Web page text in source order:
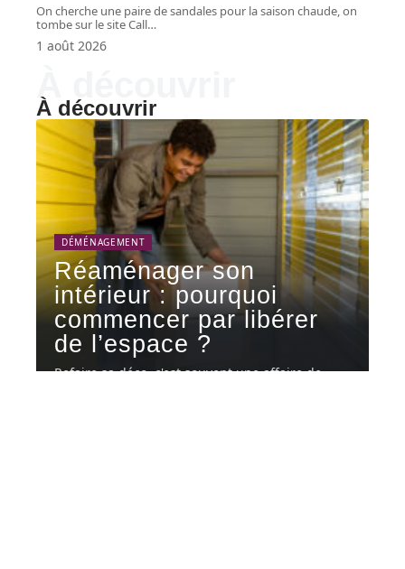
On cherche une paire de sandales pour la saison chaude, on
tombe sur le site Call…
1 août 2026
À découvrir
DÉMÉNAGEMENT
Réaménager son
intérieur : pourquoi
commencer par libérer
de l’espace ?
Refaire sa déco, c'est souvent une affaire de